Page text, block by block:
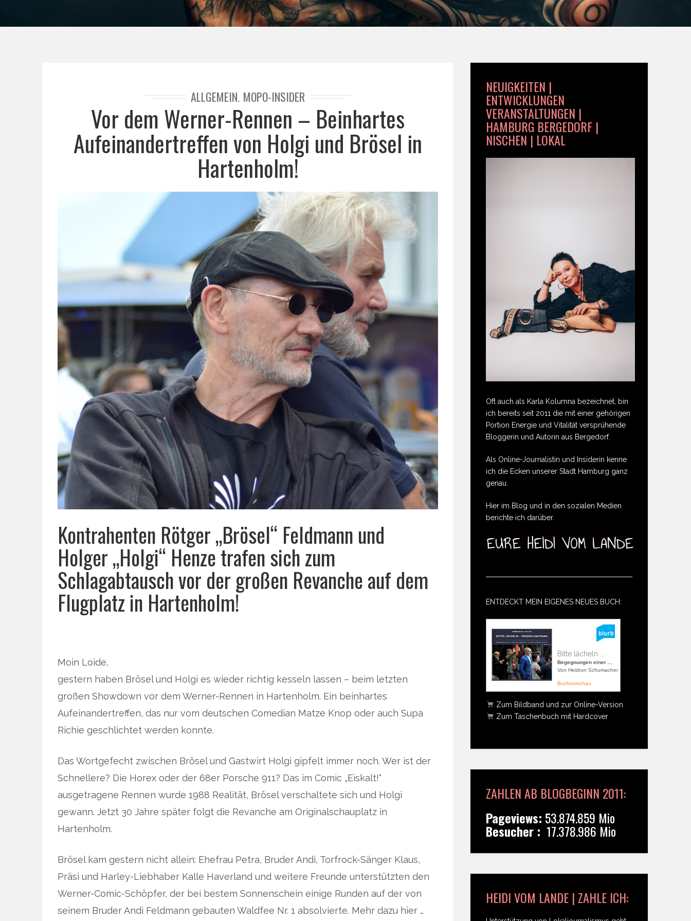
ALLGEMEIN, MOPO-INSIDER
Vor dem Werner-Rennen – Beinhartes
Aufeinandertreffen von Holgi und Brösel in
Hartenholm!
Kontrahenten Rötger „Brösel“ Feldmann und
Holger „Holgi“ Henze trafen sich zum
Schlagabtausch vor der großen Revanche auf dem
Flugplatz in Hartenholm!
Moin Loide,
gestern haben Brösel und Holgi es wieder richtig kesseln lassen – beim letzten
großen Showdown vor dem Werner-Rennen in Hartenholm. Ein beinhartes
Aufeinandertreffen, das nur vom deutschen Comedian Matze Knop oder auch Supa
Richie geschlichtet werden konnte.
Das Wortgefecht zwischen Brösel und Gastwirt Holgi gipfelt immer noch. Wer ist der
Schnellere? Die Horex oder der 68er Porsche 911? Das im Comic „Eiskalt!“
ausgetragene Rennen wurde 1988 Realität, Brösel verschaltete sich und Holgi
gewann. Jetzt 30 Jahre später folgt die Revanche am Originalschauplatz in
Hartenholm.
Brösel kam gestern nicht allein: Ehefrau Petra, Bruder Andi, Torfrock-Sänger Klaus,
Präsi und Harley-Liebhaber Kalle Haverland und weitere Freunde unterstützten den
Werner-Comic-Schöpfer, der bei bestem Sonnenschein einige Runden auf der von
seinem Bruder Andi Feldmann gebauten Waldfee Nr. 1 absolvierte. Mehr dazu hier …
NEUIGKEITEN |
ENTWICKLUNGEN
VERANSTALTUNGEN |
HAMBURG BERGEDORF |
NISCHEN | LOKAL
Oft auch als Karla Kolumna bezeichnet, bin
ich bereits seit 2011 die mit einer gehörigen
Portion Energie und Vitalität versprühende
Bloggerin und Autorin aus Bergedorf.
Als Online-Journalistin und Insiderin kenne
ich die Ecken unserer Stadt Hamburg ganz
genau.
Hier im Blog und in den sozialen Medien
berichte ich darüber.
ENTDECKT MEIN EIGENES NEUES BUCH:
Bitte lächeln ...
Begegnungen einer ...
Von Heidrun Schumacher
Buchvorschau
Zum Bildband und zur Online-Version
Zum Taschenbuch mit Hardcover
ZAHLEN AB BLOGBEGINN 2011:
Pageviews: 53.874.859 Mio
Besucher : 17.378.986 Mio
HEIDI VOM LANDE | ZAHLE ICH: